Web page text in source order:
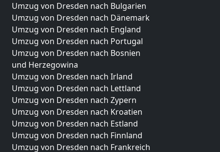
Umzug von Dresden nach Bulgarien
Umzug von Dresden nach Dänemark
Umzug von Dresden nach England
Umzug von Dresden nach Portugal
Umzug von Dresden nach Bosnien
und Herzegowina
Umzug von Dresden nach Irland
Umzug von Dresden nach Lettland
Umzug von Dresden nach Zypern
Umzug von Dresden nach Kroatien
Umzug von Dresden nach Estland
Umzug von Dresden nach Finnland
Umzug von Dresden nach Frankreich